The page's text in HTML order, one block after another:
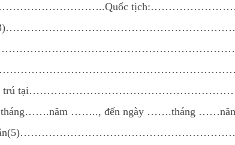
cư trú
…….., đến ngày …….tháng